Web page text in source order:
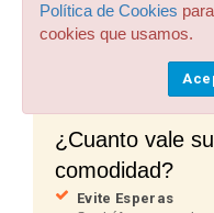
Bus Público
60 Min. +
¿Cuanto vale
comodidad?
Evite Esperas
Política de Cookies
cookies que usamos.